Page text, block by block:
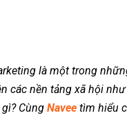
là một trong
các nền tảng xã hội
gì? CùngNavee tìm hiểu